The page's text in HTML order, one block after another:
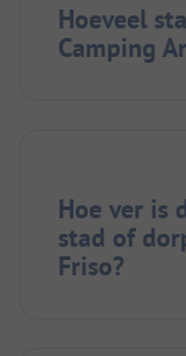
Hoeveel
Camping
Hoe ver is
stad of
Friso?